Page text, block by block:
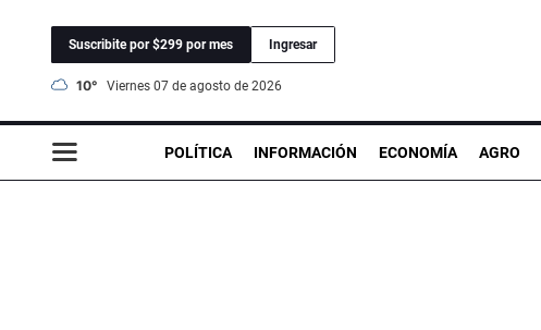
Suscribite por $299 por mes Ingresar
10° viernes 07 de agosto de 2026
POLÍTICA INFORMACIÓN ECONOMÍA AGRO